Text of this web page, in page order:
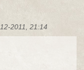
2011, 21:14